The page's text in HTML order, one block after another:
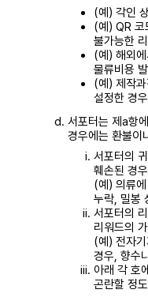
(예) 각인
(예) QR 코
불가능한
(예) 해외
물류비용
(예) 제작
설정한 경우
서포터는 제a항
경우에는 환불이
서포터의
훼손된 경우
(예) 의류
누락, 밀봉
서포터의
리워드의
(예) 전자
경우, 향수
아래 각 호
곤란할 정